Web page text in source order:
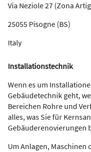
Via Neziole 27 (Zona
25055 Pisogne (BS)
Italy
Installationstechnik
Wenn es um
Gebäudetechnik geht,
Bereichen Rohre und
alles, was Sie für
Gebäuderenovierungen
Um Anlagen, Maschinen